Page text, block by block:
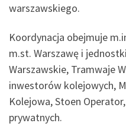
warszawskiego.
Koordynacja obejmuje
m.st. Warszawę i
Warszawskie, Tramwaje
inwestorów kolejowych,
Kolejowa, Stoen
prywatnych.